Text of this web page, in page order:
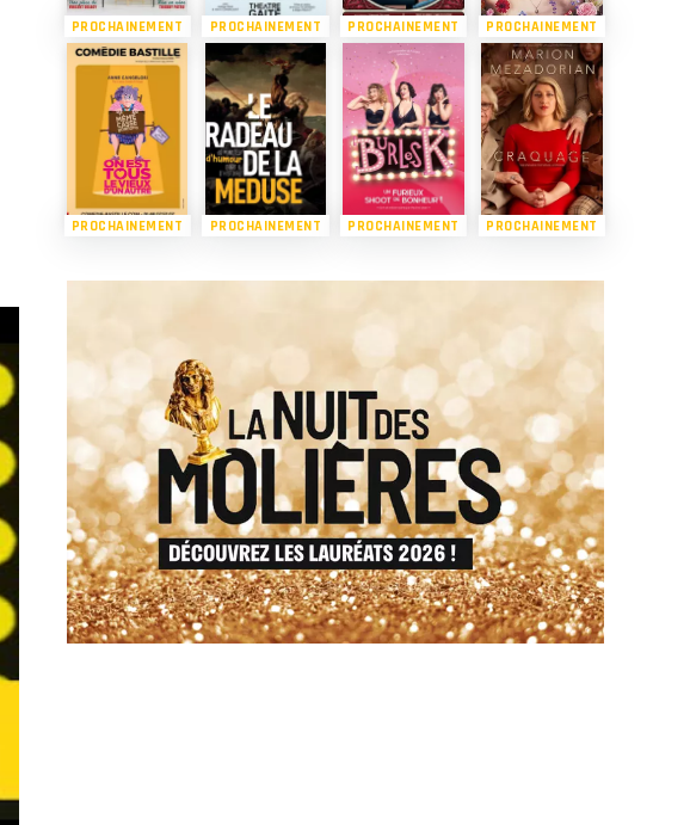
PROCHAINEMENT PROCHAINEMENT PROCHAINEMENT PROCHAINEMENT
PROCHAINEMENT PROCHAINEMENT PROCHAINEMENT PROCHAINEMENT